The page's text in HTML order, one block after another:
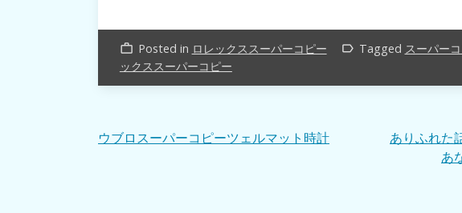
work_outline Posted in ロレックススーパーコピー label_outline Tagged スーパー
ックススーパーコピー
投
ウブロスーパーコピーツェルマット時計
ありふれた
あ